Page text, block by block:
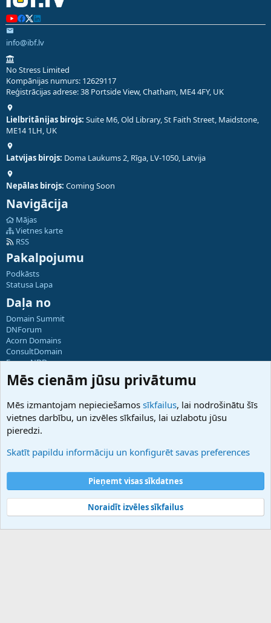
info@ibf.lv
No Stress Limited
Kompānijas numurs: 12629117
Reģistrācijas adrese: 38 Portside View, Chatham, ME4 4FY, UK
Lielbritānijas birojs: Suite M6, Old Library, St Faith Street, Maidstone,
ME14 1LH, UK
Latvijas birojs: Doma Laukums 2, Rīga, LV-1050, Latvija
Nepālas birojs: Coming Soon
Navigācija
Mājas
Vietnes karte
RSS
Pakalpojumu
Podkāsts
Statusa Lapa
Daļa no
Domain Summit
DNForum
Acorn Domains
ConsultDomain
ForumNDD
Domainforum.ro
27.be
Hostmaria
Atbalsts
Palīdzība
Noteikumi un nosacījumi
Privātuma politika
Community platform by XenForo® © 2010-2025 XenForo Ltd.
Mēs cienām jūsu privātumu
Mēs izmantojam nepieciešamos sīkfailus, lai nodrošinātu šīs
vietnes darbību, un izvēles sīkfailus, lai uzlabotu jūsu
pieredzi.
Skatīt papildu informāciju un konfigurēt savas preferences
Pieņemt visas sīkdatnes
Noraidīt izvēles sīkfailus